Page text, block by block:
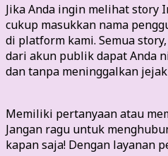
Jika Anda ingin melihat story
cukup masukkan nama
di platform kami. Semua
dari akun publik dapat Anda
dan tanpa meninggalkan
Memiliki pertanyaan atau
Jangan ragu untuk
kapan saja! Dengan layanan